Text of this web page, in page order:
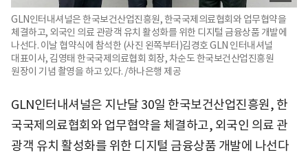
GLN인터내셔널은 한국보건산업진흥원, 한국국제의료협회와 업무협약을
체결하고, 외국인 의료 관광객 유치 활성화를 위한 디지털 금융상품 개발에
나선다. 이날 협약식에 참석한 (사진 왼쪽부터)김경호 GLN 인터내셔널
대표이사, 김영태 한국국제의료협회 회장, 차순도 한국보건산업진흥원
원장이 기념 촬영을 하고 있다. /하나은행 제공
GLN인터내셔널은 지난달 30일 한국보건산업진흥원, 한
국국제의료협회와 업무협약을 체결하고, 외국인 의료 관
광객 유치 활성화를 위한 디지털 금융상품 개발에 나선다